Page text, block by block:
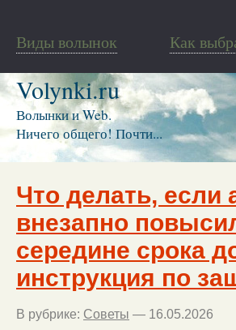
Виды волынок Как
Volynki.ru
Волынки и Web.
Ничего общего! Почти...
Что делать, если
внезапно
середине срока
инструкция по
В рубрике: Советы — 16.05.2026